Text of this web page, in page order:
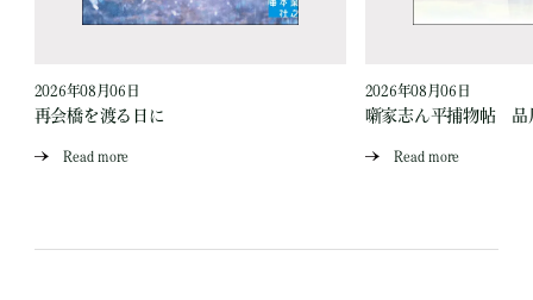
2026年08月06日
再会橋を渡る日に
Read more
2026年08月06日
噺家志ん平捕物帖 品
Read more